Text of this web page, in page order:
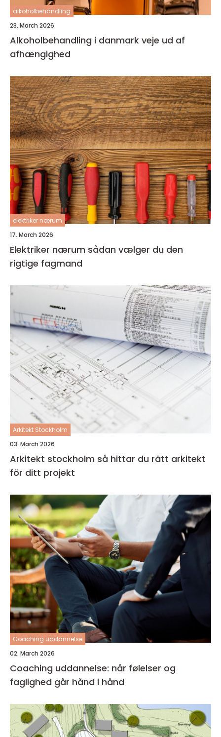
alkoholbehandling
23. March 2026
Alkoholbehandling i danmark veje ud af
afhængighed
elektriker nærum
17. March 2026
Elektriker nærum sådan vælger du den
rigtige fagmand
Arkitekt Stockholm
03. March 2026
Arkitekt stockholm så hittar du rätt arkitekt
för ditt projekt
Coaching uddannelse
02. March 2026
Coaching uddannelse: når følelser og
faglighed går hånd i hånd